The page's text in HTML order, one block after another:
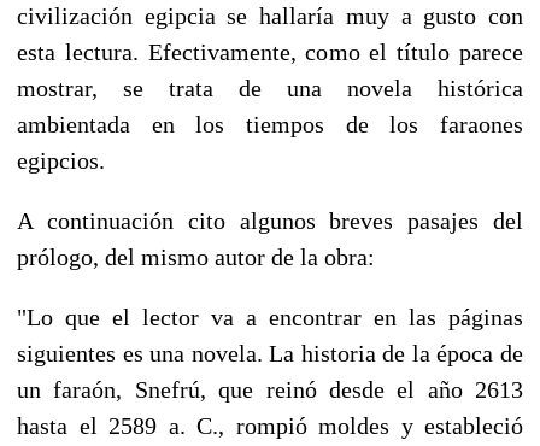
civilización egipcia se hallaría muy a gusto con
esta lectura. Efectivamente, como el título parece
mostrar, se trata de una novela histórica
ambientada en los tiempos de los faraones
egipcios.
A continuación cito algunos breves pasajes del
prólogo, del mismo autor de la obra:
"Lo que el lector va a encontrar en las páginas
siguientes es una novela. La historia de la época de
un faraón, Snefrú, que reinó desde el año 2613
hasta el 2589 a. C., rompió moldes y estableció